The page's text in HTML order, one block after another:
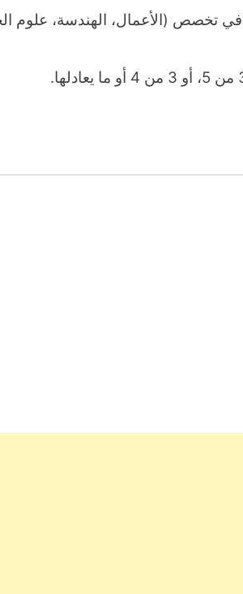
في تخصص (الأعمال، الهندسة، علوم